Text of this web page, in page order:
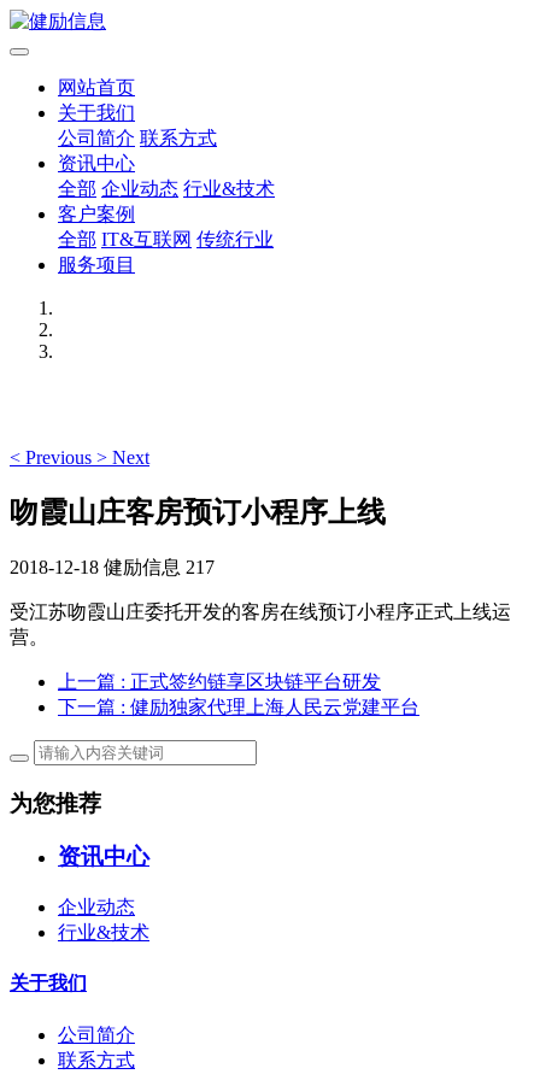
网站首页
关于我们
公司简介 联系方式
资讯中心
全部 企业动态 行业&技术
客户案例
全部 IT&互联网 传统行业
服务项目
< Previous > Next
吻霞山庄客房预订小程序上线
2018-12-18 健励信息 217
受江苏吻霞山庄委托开发的客房在线预订小程序正式上线运
营。
上一篇 : 正式签约链享区块链平台研发
下一篇 : 健励独家代理上海人民云党建平台
为您推荐
资讯中心
企业动态
行业&技术
关于我们
公司简介
联系方式